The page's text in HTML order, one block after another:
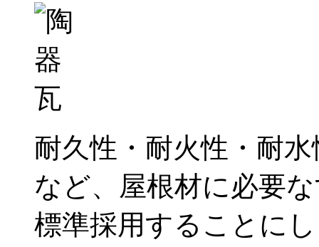
耐久性・耐火性・耐
など、屋根材に必要
標準採用することに